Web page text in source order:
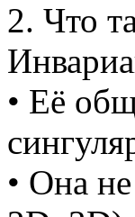
2. Что
• Её
• Она